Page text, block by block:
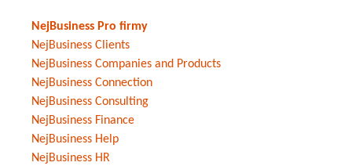
NejBusiness Pro firmy
NejBusiness Clients
NejBusiness Companies and Products
NejBusiness Connection
NejBusiness Consulting
NejBusiness Finance
NejBusiness Help
NejBusiness HR